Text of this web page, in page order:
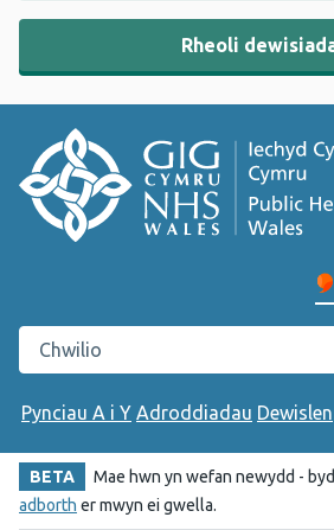
Rheoli
Chwilio gwefan Iechyd Cyhoeddus
Pynciau A i Y Adroddiadau Dewislen
BETA
Mae hwn yn wefan newydd -
adborth er mwyn ei gwella.